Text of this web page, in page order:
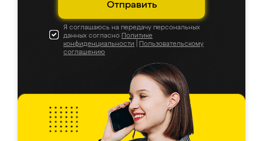
Отправить
Я соглашаюсь на передачу персональных
данных согласно Политике
конфиденциальности
Пользовательскому
соглашению